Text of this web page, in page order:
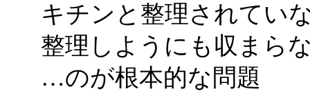
キチンと整理されてい
整理しようにも収まら
…のが根本的な問題